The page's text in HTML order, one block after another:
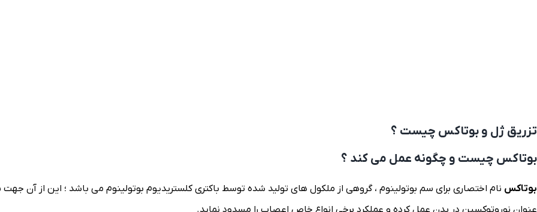
تزریق ژل و بوتاکس چیست ؟
بوتاکس چیست و چگونه عمل می کند ؟
بوتاکس نام اختصاری برای سم بوتولینوم ، گروهی از ملکول های تولید شده توسط باکتری کلستریدیوم بوتولینوم می باشد ؛ این از آن